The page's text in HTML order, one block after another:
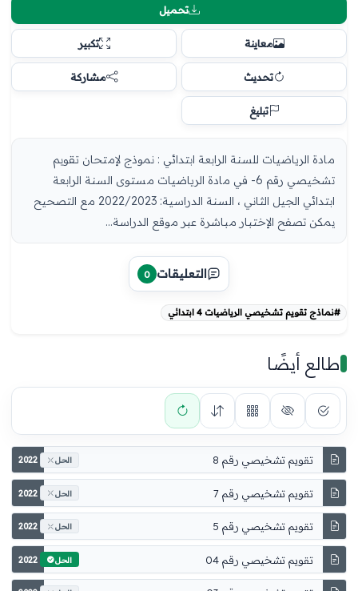
تحميل
معاينة تكبير
تحديث مشاركة
تبليغ
مادة الرياضيات للسنة الرابعة ابتدائي : نموذج لإمتحان تقويم
تشخيصي رقم 6- في مادة الرياضيات مستوى السنة الرابعة
ابتدائي الجيل الثاني ، السنة الدراسية: 2022/2023 مع التصحيح
يمكن تصفح الإختبار مباشرة عبر موقع الدراسة...
التعليقات 0
#نماذج تقويم تشخيصي الرياضيات 4 ابتدائي
طالع أيضًا
تقويم تشخيصي رقم 8 2022 الحل
تقويم تشخيصي رقم 7 2022 الحل
تقويم تشخيصي رقم 5 2022 الحل
تقويم تشخيصي رقم 04 2022 الحل